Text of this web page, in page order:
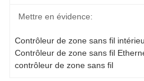
Mettre en évidence:
Contrôleur de zone sans fil
Contrôleur de zone sans fil
contrôleur de zone sans fil